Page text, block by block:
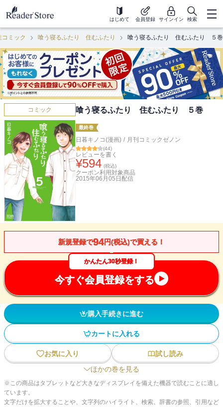
はじめて 会員登録 サインイン 検索
コミック 喰う寝るふたり 住むふたり 喰う寝るふたり 住むふたり ５巻
コミック 喰う寝るふたり 住むふたり ５巻
最終巻
日暮キノコ(漫画) / 月刊コミックゼノン
(44)
レビューを書く
¥594 (税込)
クーポン利用対象商品
2015年06月05日 配信
新規登録で94円(税込)で買える！
かんたん30秒登録！
今すぐ会員登録をする
購入手続きに進む
カートに入れる
お気に入り
試し読み
ほかの巻を見る
※この商品はタブレットなど大きなディスプレイを備えた機器で読むことに適し
ています。
文字だけを拡大することや、文字列のハイライト、検索、辞書の参照、引用など